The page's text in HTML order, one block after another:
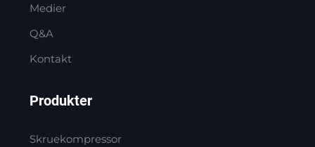
Medier
Q&A
Kontakt
Produkter
Skruekompressor